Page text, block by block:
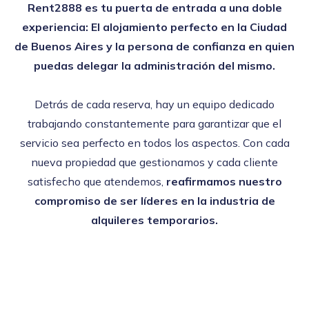
Rent2888 es tu puerta de entrada a una doble
experiencia: El alojamiento perfecto en la Ciudad
de Buenos Aires y la persona de confianza en quien
puedas delegar la administración del mismo.
Detrás de cada reserva, hay un equipo dedicado
trabajando constantemente para garantizar que el
servicio sea perfecto en todos los aspectos. Con cada
nueva propiedad que gestionamos y cada cliente
satisfecho que atendemos, reafirmamos nuestro
compromiso de ser líderes en la industria de
alquileres temporarios.